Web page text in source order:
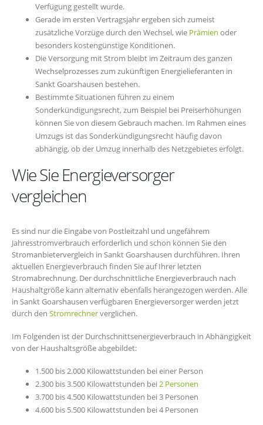
Verfügung gestellt wurde.
Gerade im ersten Vertragsjahr ergeben sich zumeist
zusätzliche Vorzüge durch den Wechsel, wie Prämien oder
besonders kostengünstige Konditionen.
Die Versorgung mit Strom bleibt im Zeitraum des ganzen
Wechselprozesses zum zukünftigen Energielieferanten in
Sankt Goarshausen bestehen.
Bestimmte Situationen führen zu einem
Sonderkündigungsrecht, zum Beispiel bei Preiserhöhungen
können Sie von diesem Gebrauch machen. Im Rahmen eines
Umzugs ist das Sonderkündigungsrecht häufig davon
abhängig, ob der Umzug innerhalb des Netzgebietes erfolgt.
Wie Sie Energieversorger
vergleichen
Es sind nur die Eingabe von Postleitzahl und ungefährem
Jahresstromverbrauch erforderlich und schon können Sie den
Stromanbietervergleich in Sankt Goarshausen durchführen. Ihren
aktuellen Energieverbrauch finden Sie auf Ihrer letzten
Stromabrechnung. Der durchschnittliche Energieverbrauch nach
Haushaltgröße kann alternativ ebenfalls herangezogen werden. Alle
in Sankt Goarshausen verfügbaren Energieversorger werden jetzt
durch den Stromrechnerverglichen.
Im Folgenden ist der Durchschnittsenergieverbrauch in Abhängigkeit
von der Haushaltsgröße abgebildet:
1.500 bis 2.000 Kilowattstunden bei einer Person
2.300 bis 3.500 Kilowattstunden bei2 Personen
3.700 bis 4.500 Kilowattstunden bei 3 Personen
4.600 bis 5.500 Kilowattstunden bei 4 Personen